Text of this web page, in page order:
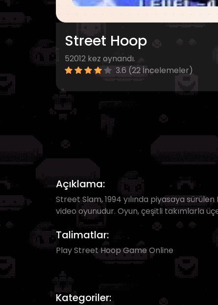
Street Hoop
52012 kez oynandı.
3.6 (22 İncelemeler)
Açıklama:
Street Slam, 1994 yılında piyasaya
video oyunudur. Oyun, çeşitli takımlarla
Talimatlar:
Play Street Hoop Game Online
Kategoriler: